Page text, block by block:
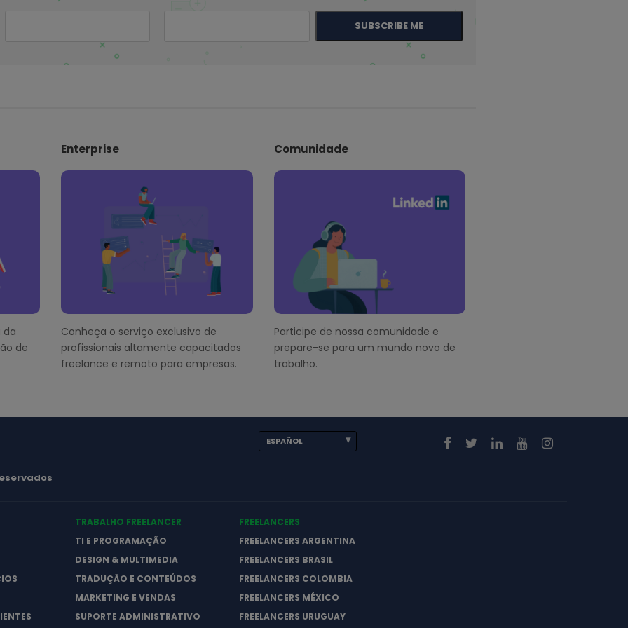
SUBSCRIBE ME
da
de
Enterprise
Conheça o serviço exclusivo de
profissionais altamente capacitados
freelance e remoto para empresas.
Comunidade
Participe de nossa comunidade e
prepare-se para um mundo novo de
trabalho.
ESPAÑOL
TRABALHO FREELANCER
TI E PROGRAMAÇÃO
DESIGN & MULTIMEDIA
TRADUÇÃO E CONTEÚDOS
MARKETING E VENDAS
SUPORTE ADMINISTRATIVO
FREELANCERS
FREELANCERS ARGENTINA
FREELANCERS BRASIL
FREELANCERS COLOMBIA
FREELANCERS MÉXICO
FREELANCERS URUGUAY